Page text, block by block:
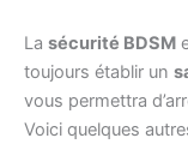
La sécurité BDSM
toujours établir un
vous permettra
Voici quelques